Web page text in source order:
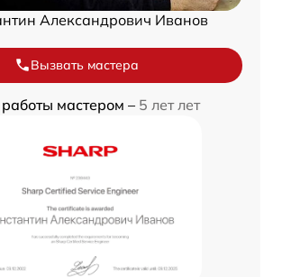
Александрович Иванов
Вызвать мастера
мастером – 5 лет лет